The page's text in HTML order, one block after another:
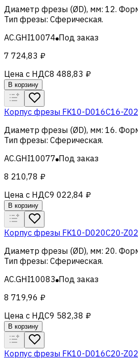
Диаметр фрезы (ØD), мм: 12.
Тип фрезы: Сферическая.
AC.GHI10074 Под заказ
7 724,83 ₽
Цена с НДС8 488,83 ₽
В корзину
Корпус фрезы FK10-D016C16-
Диаметр фрезы (ØD), мм: 16.
Тип фрезы: Сферическая.
AC.GHI10077 Под заказ
8 210,78 ₽
Цена с НДС9 022,84 ₽
В корзину
Корпус фрезы FK10-D020C20-
Диаметр фрезы (ØD), мм: 20.
Тип фрезы: Сферическая.
AC.GHI10083 Под заказ
8 719,96 ₽
Цена с НДС9 582,38 ₽
В корзину
Корпус фрезы FK10-D016C20-